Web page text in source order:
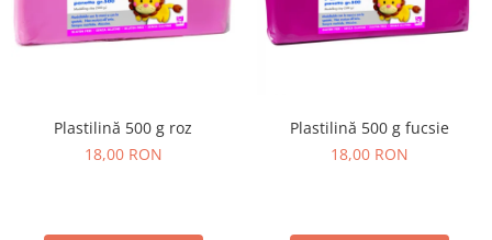
Plastilină 500 g roz
18,00 RON
Plastilină 500 g fucsie
18,00 RON